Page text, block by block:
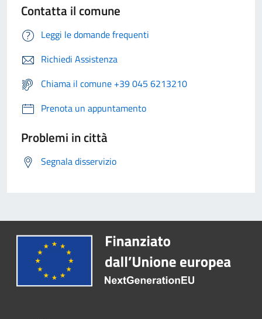
Contatta il comune
Leggi le domande frequenti
Richiedi Assistenza
Chiama il comune +39 045 6213210
Prenota un appuntamento
Problemi in città
Segnala disservizio